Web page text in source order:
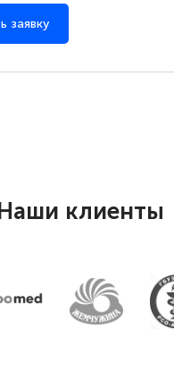
заявку
клиенты